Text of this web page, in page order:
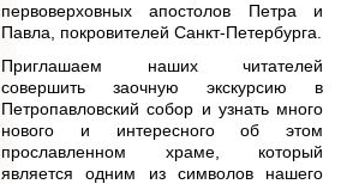
первоверховных апостолов Петра и
Павла, покровителей Санкт-Петербурга.
Приглашаем наших читателей
совершить заочную экскурсию в
Петропавловский собор и узнать много
нового и интересного об этом
прославленном храме, который
является одним из символов нашего